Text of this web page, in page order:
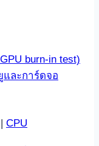
| CPU